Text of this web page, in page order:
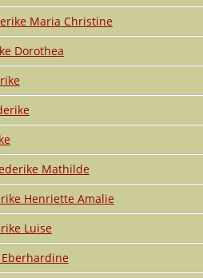
Maria Christine
Dorothea
Mathilde
Henriette Amalie
Luise
Eberhardine